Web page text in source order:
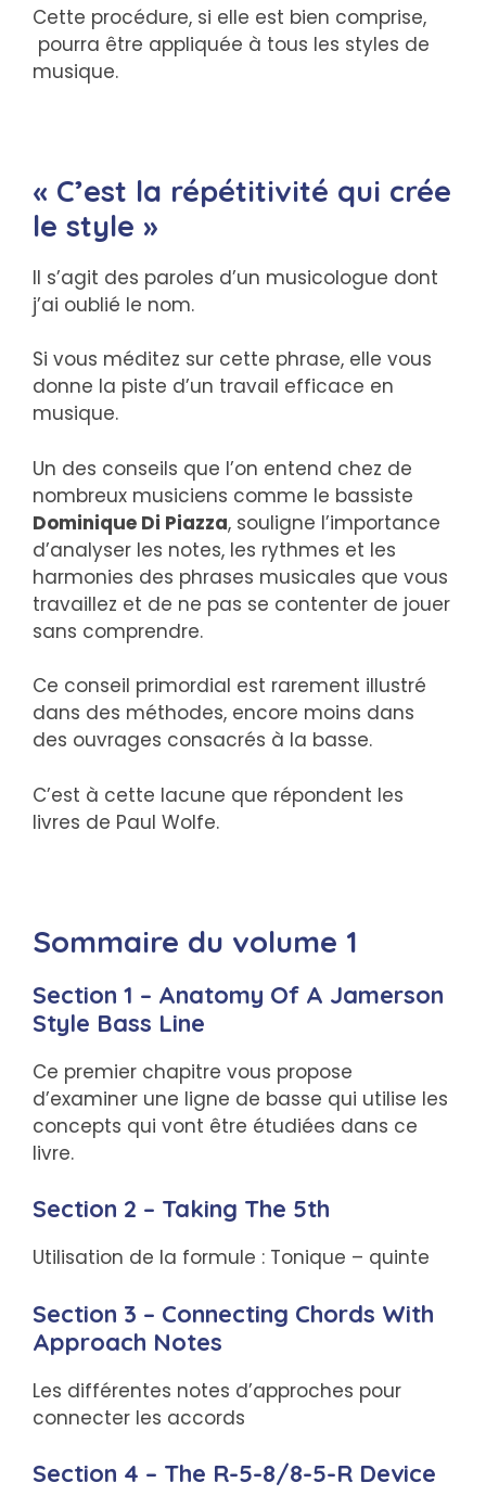
Cette procédure, si elle est bien comprise,
pourra être appliquée à tous les styles de
musique.
« C’est la répétitivité qui crée
le style »
Il s’agit des paroles d’un musicologue dont
j’ai oublié le nom.
Si vous méditez sur cette phrase, elle vous
donne la piste d’un travail efficace en
musique.
Un des conseils que l’on entend chez de
nombreux musiciens comme le bassiste
Dominique Di Piazza, souligne l’importance
d’analyser les notes, les rythmes et les
harmonies des phrases musicales que vous
travaillez et de ne pas se contenter de jouer
sans comprendre.
Ce conseil primordial est rarement illustré
dans des méthodes, encore moins dans
des ouvrages consacrés à la basse.
C’est à cette lacune que répondent les
livres de Paul Wolfe.
Sommaire du volume 1
Section 1 – Anatomy Of A Jamerson
Style Bass Line
Ce premier chapitre vous propose
d’examiner une ligne de basse qui utilise les
concepts qui vont être étudiées dans ce
livre.
Section 2 – Taking The 5th
Utilisation de la formule : Tonique – quinte
Section 3 – Connecting Chords With
Approach Notes
Les différentes notes d’approches pour
connecter les accords
Section 4 – The R-5-8/8-5-R Device